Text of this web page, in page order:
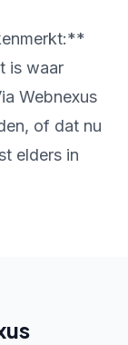
is waar
Webnexus
of dat nu
elders in